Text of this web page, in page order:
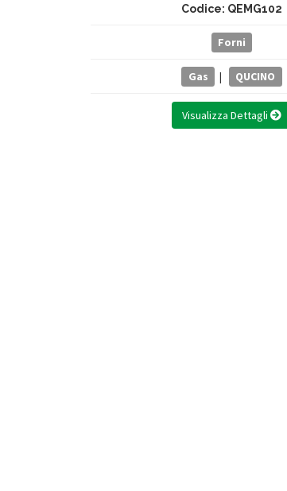
Codice: QEMG102
Forni
Gas | QUCINO
Visualizza Dettagli